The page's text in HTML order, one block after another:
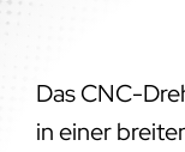
Das CNC-
in einer